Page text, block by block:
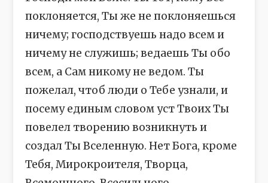
поклоняется, Ты же не поклоняешься
ничему; господствуешь надо всем и
ничему не служишь; ведаешь Ты обо
всем, а Сам никому не ведом. Ты
пожелал, чтоб люди о Тебе узнали, и
посему единым словом уст Твоих Ты
повелел творению возникнуть и
создал Ты Вселенную. Нет Бога, кроме
Тебя, Мирокроителя, Творца,